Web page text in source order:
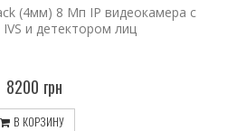
(4мм) 8 Мп IP видеокамера с
и детектором лиц
8200 грн
В КОРЗИНУ